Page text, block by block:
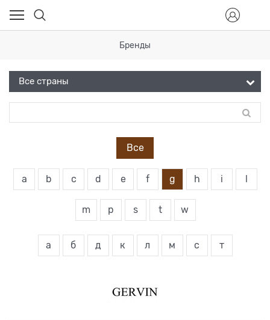
Бренды
Все
a b c d e f g h i
m p s t w
а б д к л м с т